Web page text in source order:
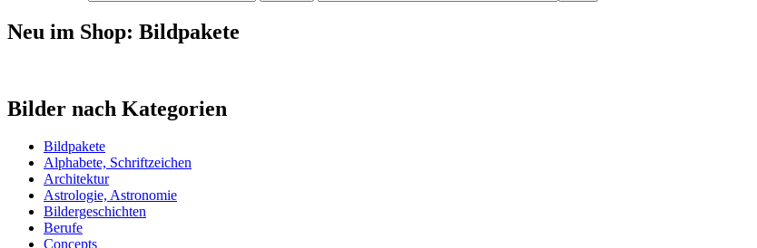
Neu im Shop: Bildpakete
Bilder nach Kategorien
Bildpakete
Alphabete, Schriftzeichen
Architektur
Astrologie, Astronomie
Bildergeschichten
Berufe
Concepts